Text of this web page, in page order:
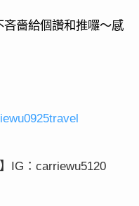
嗇給個讚和推囉～感
IG ： carriewu5120